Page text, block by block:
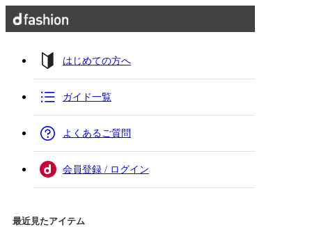
はじめての方へ
ガイド一覧
よくあるご質問
会員登録 / ログイン
最近見たアイテム